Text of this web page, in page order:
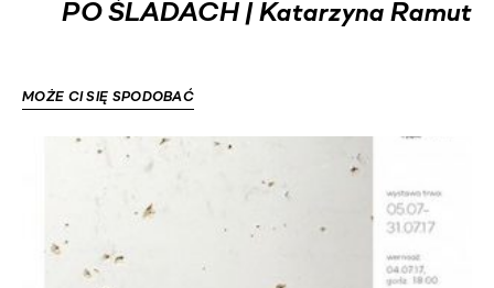
PO ŚLADACH | Katarzyna Ramut
MOŻE CI SIĘ SPODOBAĆ